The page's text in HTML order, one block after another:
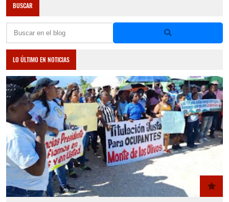
BUSCAR
LO ÚLTIMO EN NOTICIAS